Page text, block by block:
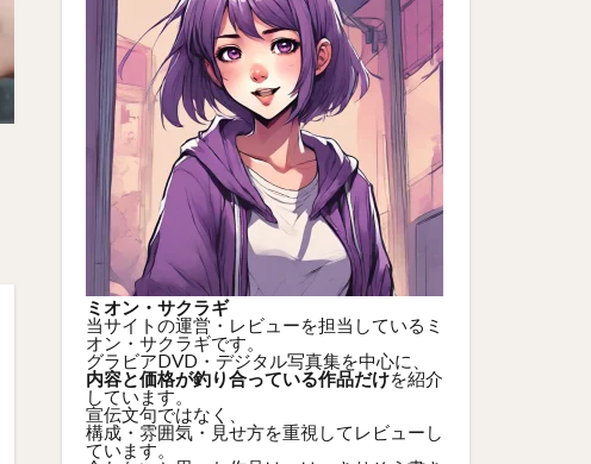
ミオン・サクラギ
当サイトの運営・レビューを担当しているミ
オン・サクラギです。
グラビアDVD・デジタル写真集を中心に、
内容と価格が釣り合っている作品だけを紹介
しています。
宣伝文句ではなく、
構成・雰囲気・見せ方を重視してレビューし
ています。